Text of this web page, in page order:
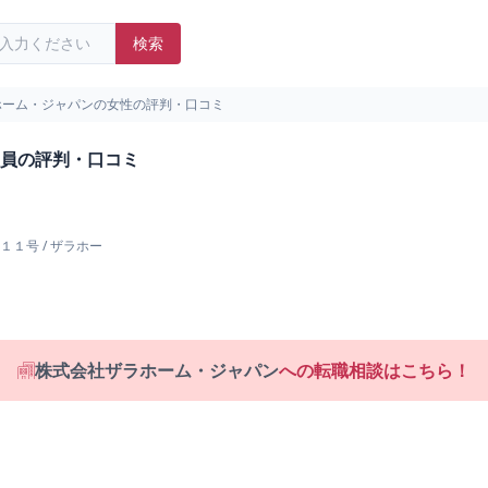
検索
ム・ジャパンの女性の評判・口コミ
の評判・口コミ
１号/ザラホー
株式会社ザラホーム・ジャパンへの転職相談はこちら！